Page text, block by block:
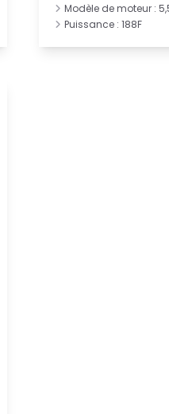
Modèle de moteur :
Puissance : 188F